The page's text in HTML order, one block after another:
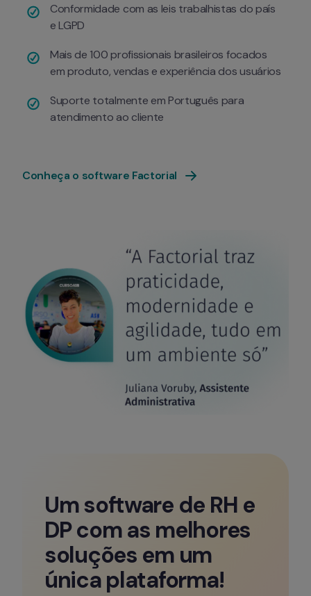
Conformidade com as leis trabalhistas do país
e LGPD
Mais de 100 profissionais brasileiros focados
em produto, vendas e experiência dos usuários
Suporte totalmente em Português para
atendimento ao cliente
Conheça o software Factorial
Um software de RH e
DP com as melhores
soluções em um
única plataforma!